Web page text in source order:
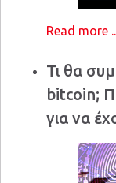
Read more
Τι θα
bitcoin;
για να